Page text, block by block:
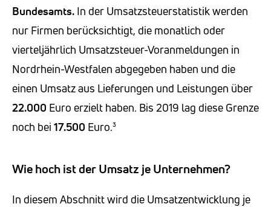
Bundesamts. In der Umsatzsteuerstatistik werden
nur Firmen berücksichtigt, die monatlich oder
vierteljährlich Umsatzsteuer-Voranmeldungen in
Nordrhein-Westfalen abgegeben haben und die
einen Umsatz aus Lieferungen und Leistungen über
22.000 Euro erzielt haben. Bis 2019 lag diese Grenze
noch bei 17.500 Euro.³
Wie hoch ist der Umsatz je Unternehmen?
In diesem Abschnitt wird die Umsatzentwicklung je